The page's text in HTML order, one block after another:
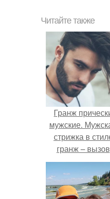
Читайте также
Гранж
мужские.
стрижка в
гранж – вызов
стандарту